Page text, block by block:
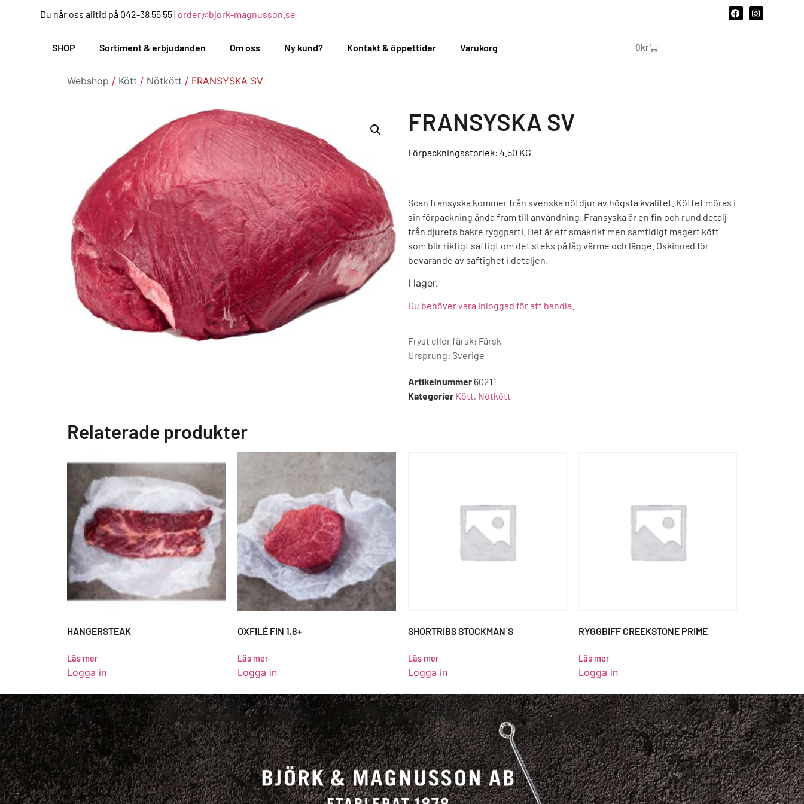
Du når oss alltid på 042-38 55 55 | order@bjork-magnusson.se
SHOP Sortiment & erbjudanden Om oss Ny kund? Kontakt & öppettider Varukorg 0kr
Webshop / Kött / Nötkött / FRANSYSKA SV
FRANSYSKA SV
Förpackningsstorlek: 4.50 KG
Scan fransyska kommer från svenska nötdjur av högsta kvalitet. Köttet möras i
sin förpackning ända fram till användning. Fransyska är en fin och rund detalj
från djurets bakre ryggparti. Det är ett smakrikt men samtidigt magert kött
som blir riktigt saftigt om det steks på låg värme och länge. Oskinnad för
bevarande av saftighet i detaljen.
I lager.
Du behöver vara inloggad för att handla.
Fryst eller färsk: Färsk
Ursprung: Sverige
Artikelnummer 60211
Kategorier Kött, Nötkött
Relaterade produkter
HANGERSTEAK
Läs mer
Logga in
OXFILÉ FIN 1,8+
Läs mer
Logga in
SHORTRIBS STOCKMAN´S
Läs mer
Logga in
RYGGBIFF CREEKSTONE PRIME
Läs mer
Logga in